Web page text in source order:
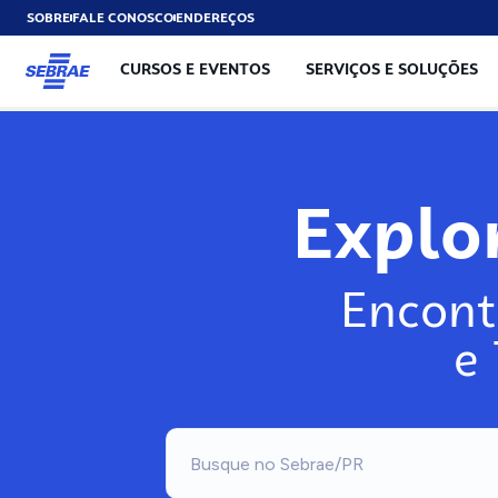
SOBREFALE CONOSCOENDEREÇOS
CURSOS E EVENTOS SERVIÇOS E SOLUÇÕES
e